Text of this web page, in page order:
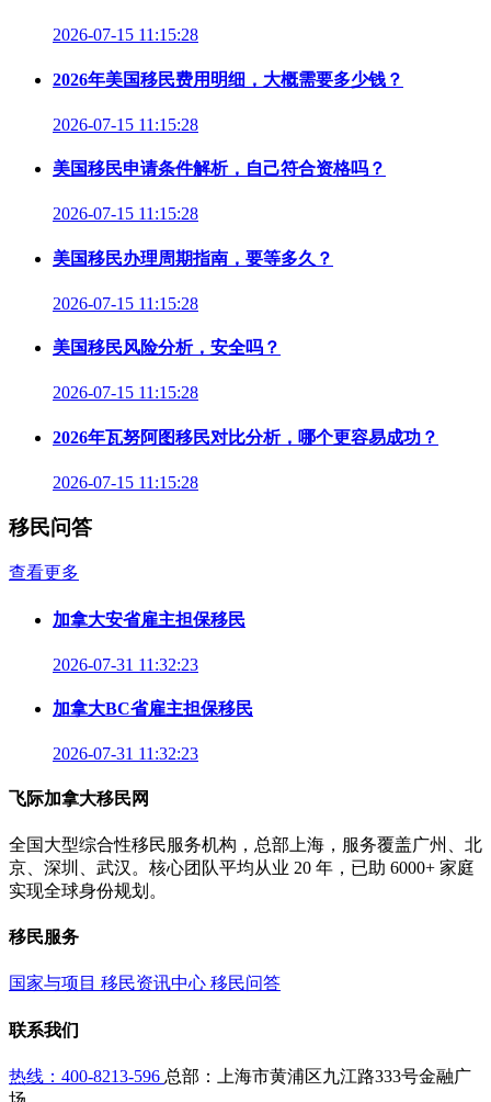
2026-07-15 11:15:28
2026年美国移民费用明细，大概需要多少钱？
2026-07-15 11:15:28
美国移民申请条件解析，自己符合资格吗？
2026-07-15 11:15:28
美国移民办理周期指南，要等多久？
2026-07-15 11:15:28
美国移民风险分析，安全吗？
2026-07-15 11:15:28
2026年瓦努阿图移民对比分析，哪个更容易成功？
2026-07-15 11:15:28
移民问答
查看更多
加拿大安省雇主担保移民
2026-07-31 11:32:23
加拿大BC省雇主担保移民
2026-07-31 11:32:23
飞际加拿大移民网
全国大型综合性移民服务机构，总部上海，服务覆盖广州、北
京、深圳、武汉。核心团队平均从业 20 年，已助 6000+ 家庭
实现全球身份规划。
移民服务
国家与项目 移民资讯中心 移民问答
联系我们
热线：400-8213-596 总部：上海市黄浦区九江路333号金融广